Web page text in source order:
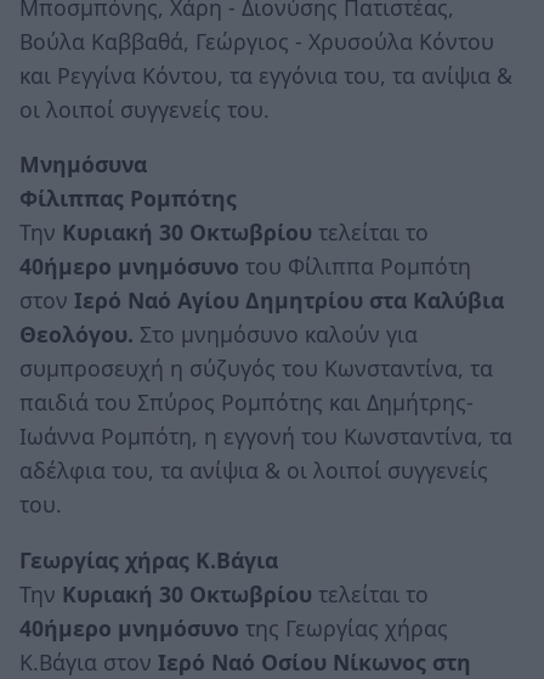
Μποσμπόνης, Χάρη - Διονύσης Πατιστέας,
Βούλα Καββαθά, Γεώργιος - Χρυσούλα Κόντου
και Ρεγγίνα Κόντου, τα εγγόνια του, τα ανίψια &
οι λοιποί συγγενείς του.
Μνημόσυνα
Φίλιππας Ρομπότης
Την Κυριακή 30 Οκτωβρίου τελείται το
40ήμερο μνημόσυνο του Φίλιππα Ρομπότη
στον Ιερό Ναό Αγίου Δημητρίου στα Καλύβια
Θεολόγου. Στο μνημόσυνο καλούν για
συμπροσευχή η σύζυγός του Κωνσταντίνα, τα
παιδιά του Σπύρος Ρομπότης και Δημήτρης-
Ιωάννα Ρομπότη, η εγγονή του Κωνσταντίνα, τα
αδέλφια του, τα ανίψια & οι λοιποί συγγενείς
του.
Γεωργίας χήρας Κ.Βάγια
Την Κυριακή 30 Οκτωβρίου τελείται το
40ήμερο μνημόσυνο της Γεωργίας χήρας
Κ.Βάγια στον Ιερό Ναό Οσίου Νίκωνος στη